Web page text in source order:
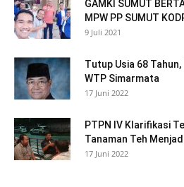
GAMKI SUMUT
MPW PP SUMUT
9 Juli 2021
Tutup Usia 68
WTP Simarmata
17 Juni 2022
PTPN IV Klarifikasi
Tanaman Teh
17 Juni 2022